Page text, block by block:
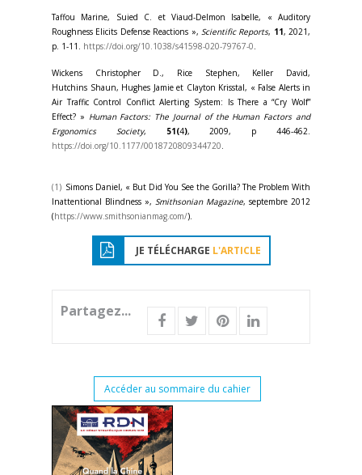
Taffou Marine, Suied C. et Viaud-Delmon Isabelle, « Auditory
Roughness Elicits Defense Reactions », Scientific Reports, 11, 2021,
p. 1-11. https://doi.org/10.1038/s41598-020-79767-0.
Wickens Christopher D., Rice Stephen, Keller David,
Hutchins Shaun, Hughes Jamie et Clayton Krisstal, « False Alerts in
Air Traffic Control Conflict Alerting System: Is There a “Cry Wolf”
Effect? » Human Factors: The Journal of the Human Factors and
Ergonomics Society, 51(4), 2009, p 446-462.
https://doi.org/10.1177/0018720809344720.
(1) Simons Daniel, « But Did You See the Gorilla? The Problem With
Inattentional Blindness », Smithsonian Magazine, septembre 2012
(https://www.smithsonianmag.com/).
JE TÉLÉCHARGE L'ARTICLE
Partagez...
Accéder au sommaire du cahier